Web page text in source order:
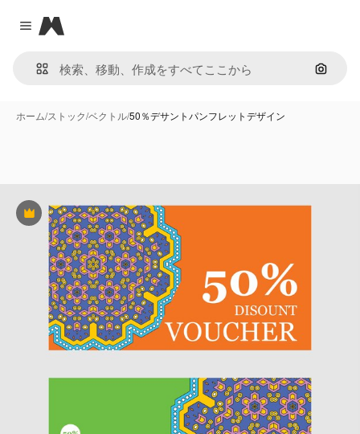
Close menu
Magnific
画像で
ホーム/ストック/ベクトル/50％デサントパンフレットデザイン
Premium